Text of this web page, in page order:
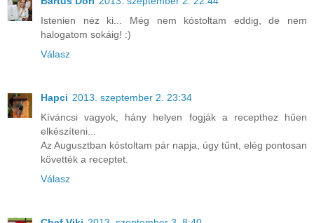
Istenien néz ki... Még nem kóstoltam eddig, de nem
halogatom sokáig! :)
Válasz
Hapci 2013. szeptember 2. 23:34
Kíváncsi vagyok, hány helyen fogják a recepthez hűen
elkészíteni...
Az Augusztban kóstoltam pár napja, úgy tűnt, elég pontosan
követték a receptet.
Válasz